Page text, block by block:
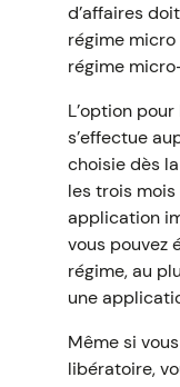
d’affaires
régime micro
régime
L’option
s’effectue
choisie dès
les trois
application
vous pouvez
régime, au
une
Même si
libératoire,